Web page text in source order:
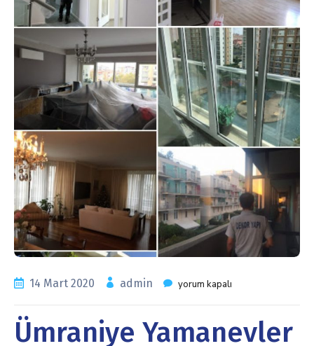
14 Mart 2020 admin yorum kapalı
Ümraniye Yamanevler